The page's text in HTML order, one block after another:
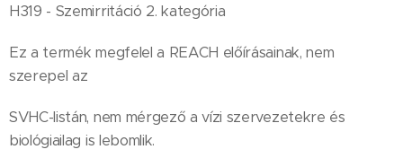
H319 - Szemirritáció 2. kategória
Ez a termék megfelel a REACH előírásainak, nem
szerepel az
SVHC-listán, nem mérgező a vízi szervezetekre és
biológiailag is lebomlik.